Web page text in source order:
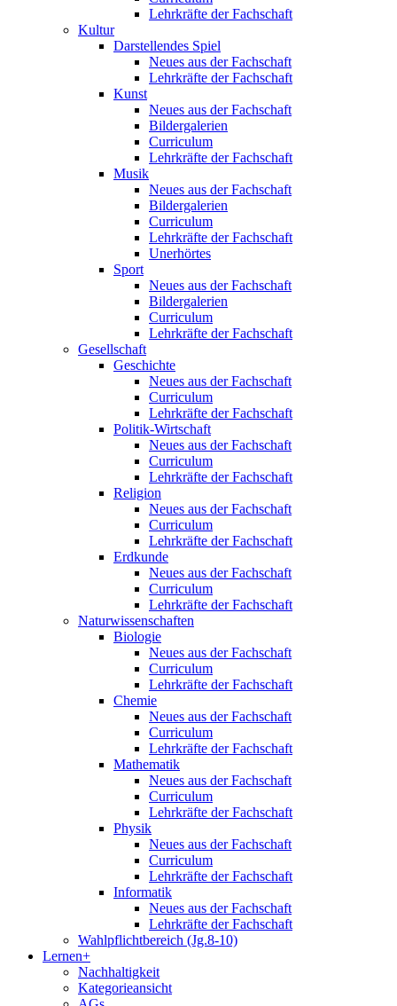
Lehrkräfte der Fachschaft
Kultur
Darstellendes Spiel
Neues aus der Fachschaft
Lehrkräfte der Fachschaft
Kunst
Neues aus der Fachschaft
Bildergalerien
Curriculum
Lehrkräfte der Fachschaft
Musik
Neues aus der Fachschaft
Bildergalerien
Curriculum
Lehrkräfte der Fachschaft
Unerhörtes
Sport
Neues aus der Fachschaft
Bildergalerien
Curriculum
Lehrkräfte der Fachschaft
Gesellschaft
Geschichte
Neues aus der Fachschaft
Curriculum
Lehrkräfte der Fachschaft
Politik-Wirtschaft
Neues aus der Fachschaft
Curriculum
Lehrkräfte der Fachschaft
Religion
Neues aus der Fachschaft
Curriculum
Lehrkräfte der Fachschaft
Erdkunde
Neues aus der Fachschaft
Curriculum
Lehrkräfte der Fachschaft
Naturwissenschaften
Biologie
Neues aus der Fachschaft
Curriculum
Lehrkräfte der Fachschaft
Chemie
Neues aus der Fachschaft
Curriculum
Lehrkräfte der Fachschaft
Mathematik
Neues aus der Fachschaft
Curriculum
Lehrkräfte der Fachschaft
Physik
Neues aus der Fachschaft
Curriculum
Lehrkräfte der Fachschaft
Informatik
Neues aus der Fachschaft
Lehrkräfte der Fachschaft
Wahlpflichtbereich (Jg.8-10)
Lernen+
Nachhaltigkeit
Kategorieansicht